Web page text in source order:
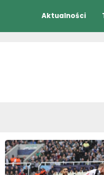
Aktualności